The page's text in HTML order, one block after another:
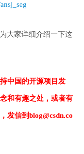
大家详细介绍一下这
中国的开源项目发
和有趣之处，或者有
发信到blog@csdn.co